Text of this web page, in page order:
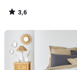
3,6
/